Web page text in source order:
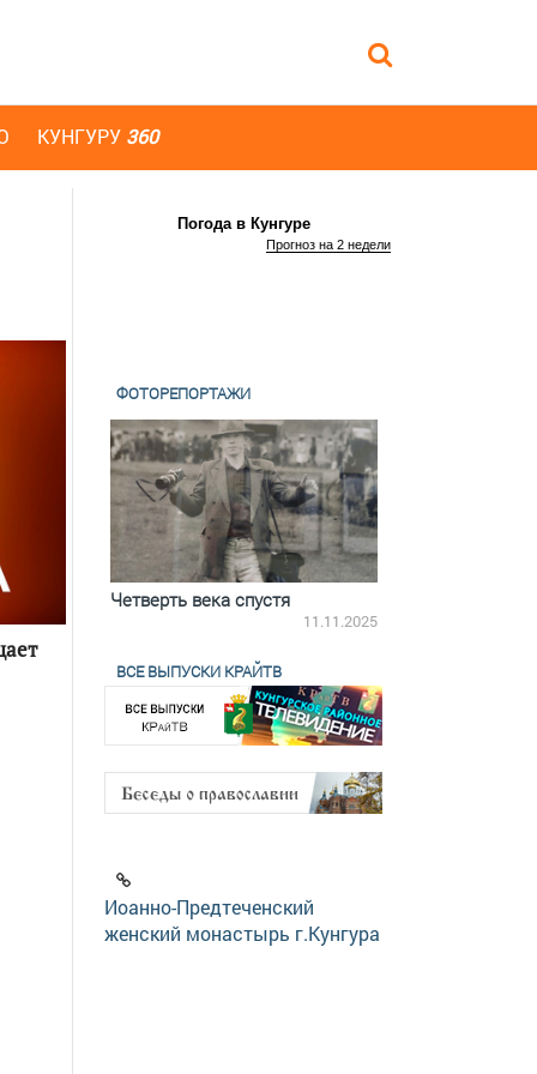
КУНГУРУ 360
Погода в Кунгуре
Прогноз на 2 недели
ФОТОРЕПОРТАЖИ
18.12.2025
Четверть века спустя
11.11.2025
ВСЕ ВЫПУСКИ КРАЙТВ
Иоанно-Предтеченский
женский монастырь г.Кунгура